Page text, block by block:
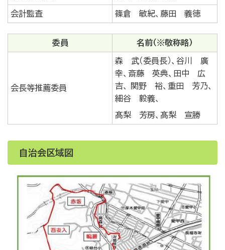
会計監査 篠倉 敏紀、藤田 義徳
委員 名前（※敬称略）
会長等推薦委員
森 武（委員長）、谷川 廣
幸、斎藤 英典、田中 広
吉、 関野 裕、重田 芳乃、
細谷 毅義、
髙梨 芳房、髙梨 宣勝
自治会区域図